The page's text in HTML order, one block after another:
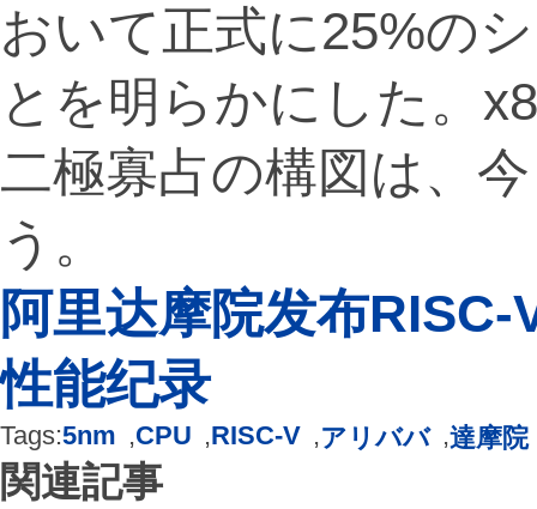
おいて正式に25%の
とを明らかにした。
二極寡占の構図は、
う。
阿里达摩院发布
性能纪录
Tags:5nm ,CPU ,RISC-V ,アリババ ,達摩院
関連記事